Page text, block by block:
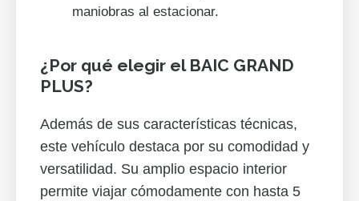
maniobras al estacionar.
¿Por qué elegir el BAIC GRAND
PLUS?
Además de sus características técnicas,
este vehículo destaca por su comodidad y
versatilidad. Su amplio espacio interior
permite viajar cómodamente con hasta 5